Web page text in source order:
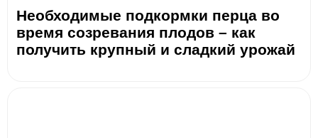
Необходимые подкормки перца во
время созревания плодов – как
получить крупный и сладкий урожай